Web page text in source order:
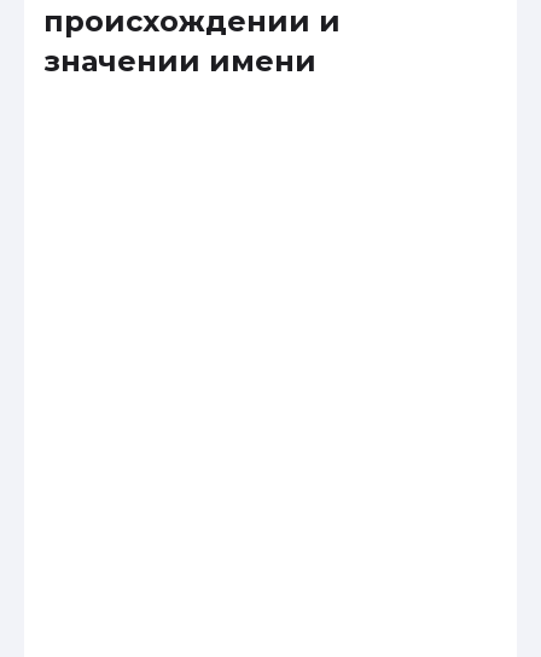
происхождении и
значении имени